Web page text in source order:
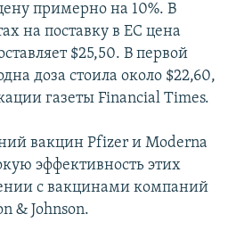
примерно на 10%. В
на поставку в ЕС цена
$25,50. В первой
доза стоила около $22,60,
газеты Financial Times.
вакцин Pfizer и Moderna
эффективность этих
с вакцинами компаний
& Johnson.